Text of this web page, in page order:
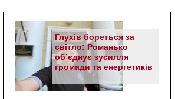
Глухів бореться за
світло: Романько
об’єднує зусилля
громади та енергетиків